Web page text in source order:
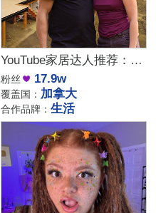
YouTube家居达人推荐：加拿大DIY建筑生活kol博主
粉丝 17.9w
覆盖国： 加拿大
合作品牌：生活